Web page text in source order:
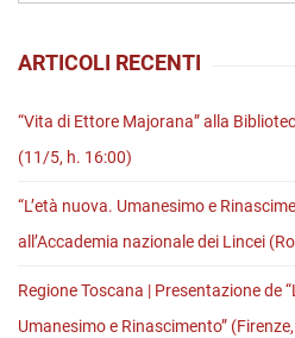
h.
ARTICOLI RECENTI
“Vita di Ettore Majorana” alla
(11/5, h. 16:00)
“L’età nuova. Umanesimo e
all’Accademia nazionale dei Lincei
Regione Toscana | Presentazione de
Umanesimo e Rinascimento”